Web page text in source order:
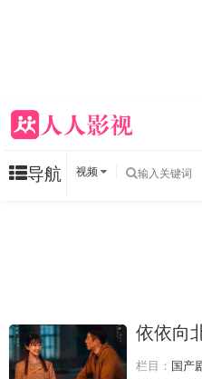
导航 视频
依依向
栏目： 国产